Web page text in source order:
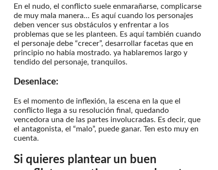
En el nudo, el conflicto suele enmarañarse, complicarse
de muy mala manera… Es aquí cuando los personajes
deben vencer sus obstáculos y enfrentar a los
problemas que se les planteen. Es aquí también cuando
el personaje debe “crecer”, desarrollar facetas que en
principio no había mostrado. ya hablaremos largo y
tendido del personaje, tranquilos.
Desenlace:
Es el momento de inflexión, la escena en la que el
conflicto llega a su resolución final, quedando
vencedora una de las partes involucradas. Es decir, que
el antagonista, el “malo”, puede ganar. Ten esto muy en
cuenta.
Si quieres plantear un buen